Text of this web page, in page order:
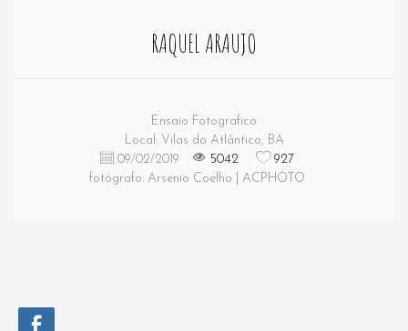
RAQUEL ARAUJO
Ensaio Fotografico
Local: Vilas do Atlântico, BA
09/02/2019
5042
927
fotógrafo: Arsenio Coelho | ACPHOTO